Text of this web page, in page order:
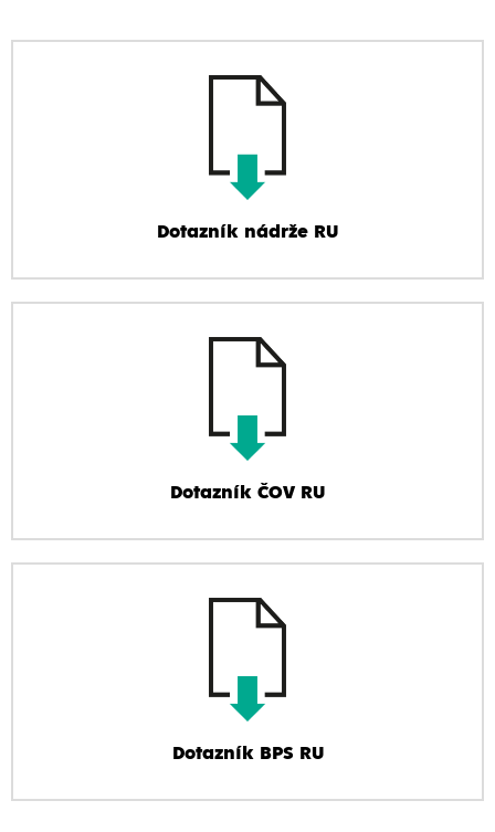
Dotazník nádrže RU
Dotazník ČOV RU
Dotazník BPS RU